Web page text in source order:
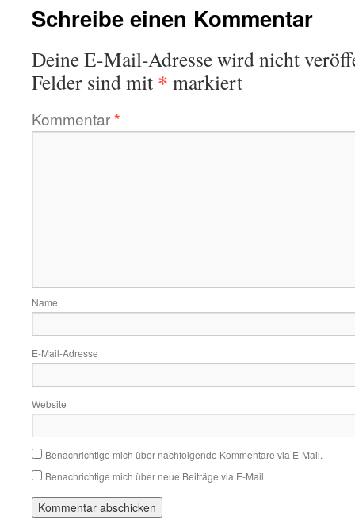
Schreibe einen Kommentar
Deine E-Mail-Adresse wird nicht
Felder sind mit * markiert
Kommentar*
Name
E-Mail-Adresse
Website
Benachrichtige mich über nachfolgende Kommentare via E-Mail.
Benachrichtige mich über neue Beiträge via E-Mail.